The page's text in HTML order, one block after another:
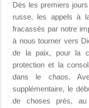
Dès les premiers jours
russe, les appels à
fracassés par notre
à nous tourner vers
de la paix, pour la
protection et la
dans le chaos.
supplémentaire, le
de choses près, au